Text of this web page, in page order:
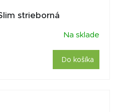
strieborná
Na sklade
Do košíka